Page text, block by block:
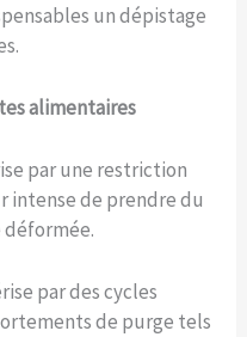
un dépistage
alimentaires
par une restriction
intense de prendre du
par des cycles
de purge tels